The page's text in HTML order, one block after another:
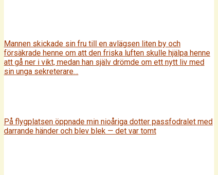
Mannen skickade sin fru till en avlägsen liten by och
försäkrade henne om att den friska luften skulle hjälpa henne
att gå ner i vikt, medan han själv drömde om ett nytt liv med
sin unga sekreterare…
På flygplatsen öppnade min nioåriga dotter passfodralet med
darrande händer och blev blek — det var tomt